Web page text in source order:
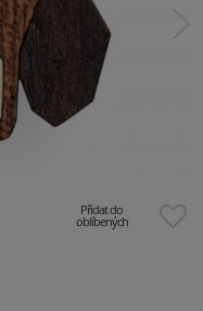
Přidat do
oblíbených